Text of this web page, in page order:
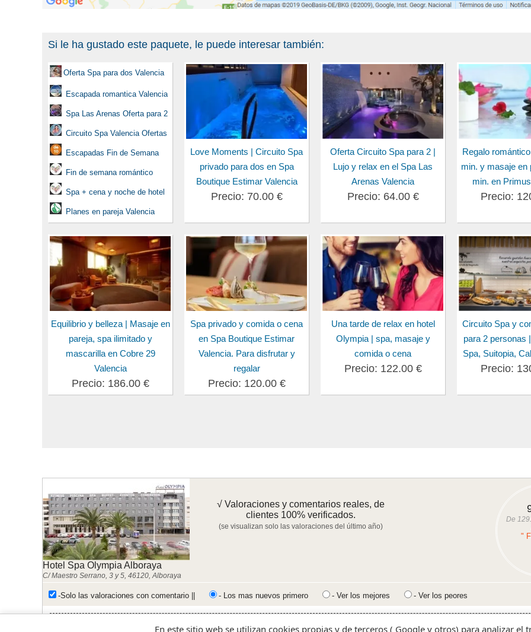
Si le ha gustado este paquete, le puede interesar también:
Oferta Spa para dos Valencia
Escapada romantica Valencia
Spa Las Arenas Oferta para 2
Circuito Spa Valencia Ofertas
Escapadas Fin de Semana
Fin de semana romántico
Spa + cena y noche de hotel
Planes en pareja Valencia
Love Moments | Circuito Spa
privado para dos en Spa
Boutique Estimar Valencia
Precio: 70.00 €
Oferta Circuito Spa para 2 |
Lujo y relax en el Spa Las
Arenas Valencia
Precio: 64.00 €
Regalo
min. y masaje en
min. en
Precio:
Equilibrio y belleza | Masaje en
pareja, spa ilimitado y
mascarilla en Cobre 29
Valencia
Precio: 186.00 €
Spa privado y comida o cena
en Spa Boutique Estimar
Valencia. Para disfrutar y
regalar
Precio: 120.00 €
Una tarde de relax en hotel
Olympia | spa, masaje y
comida o cena
Precio: 122.00 €
Circuito Spa y
para 2 personas
Spa, Suitopia,
Precio:
Hotel Spa Olympia Alboraya
C/ Maestro Serrano, 3 y 5, 46120, Alboraya
√ Valoraciones y comentarios reales, de
clientes 100% verificados.
(se visualizan solo las valoraciones del último año)
De
"
-Solo las valoraciones con comentario || - Los mas nuevos primero - Ver los mejores - Ver los peores
Una tarde de relax en hotel Olympia | spa, masaje y
En este sitio web se utilizan cookies propias y de terceros ( Google y otros) para analizar